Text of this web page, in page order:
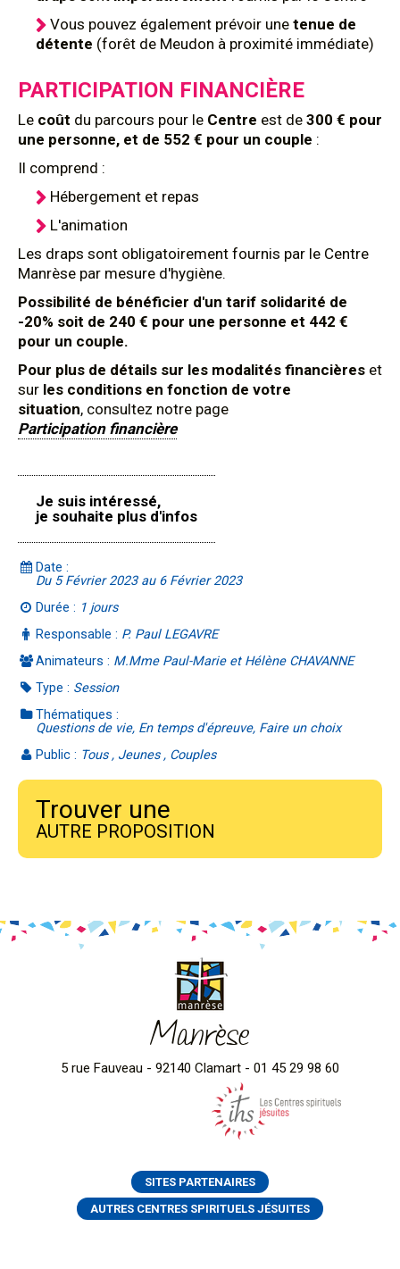
Vous pouvez également prévoir une tenue de
détente (forêt de Meudon à proximité immédiate)
PARTICIPATION FINANCIÈRE
Le coût du parcours pour le Centre est de 300 € pour
une personne, et de 552 € pour un couple :
Il comprend :
Hébergement et repas
L'animation
Les draps sont obligatoirement fournis par le Centre
Manrèse par mesure d'hygiène.
Possibilité de bénéficier d'un tarif solidarité de
-20% soit de 240 € pour une personne et 442 €
pour un couple.
Pour plus de détails sur les modalités financières et
sur les conditions en fonction de votre
situation, consultez notre page
Participation financière
Je suis intéressé,
je souhaite plus d'infos
Date :
Du 5 Février 2023 au 6 Février 2023
Durée : 1 jours
Responsable : P. Paul LEGAVRE
Animateurs : M.Mme Paul-Marie et Hélène CHAVANNE
Type : Session
Thématiques :
Questions de vie, En temps d'épreuve, Faire un choix
Public : Tous , Jeunes , Couples
Trouver une
AUTRE PROPOSITION
Manrèse
5 rue Fauveau - 92140 Clamart - 01 45 29 98 60
SITES PARTENAIRES
AUTRES CENTRES SPIRITUELS JÉSUITES